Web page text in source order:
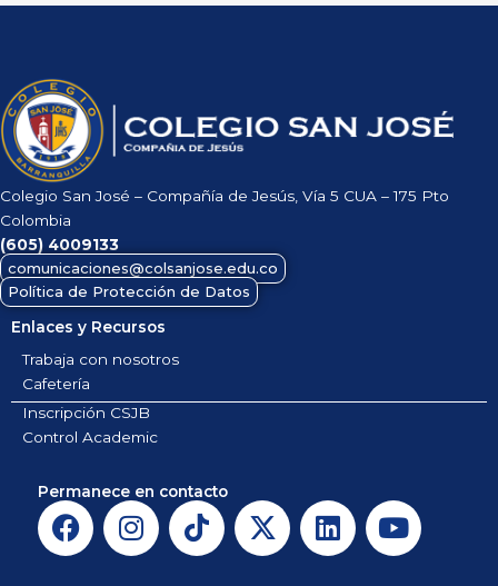
Colegio San José – Compañía de Jesús, Vía 5 CUA – 175 Pto
Colombia
(605) 4009133
comunicaciones@colsanjose.edu.co
Política de Protección de Datos
Enlaces y Recursos
Trabaja con nosotros
Cafetería
Inscripción CSJB
Control Academic
Permanece en contacto
F
a
I
n
T
i
X
-
L
i
Y
o